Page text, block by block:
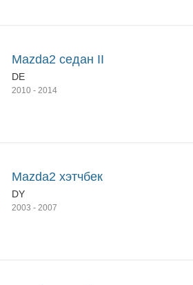
Mazda2 седан II
DE
2010 - 2014
Mazda2 хэтчбек
DY
2003 - 2007